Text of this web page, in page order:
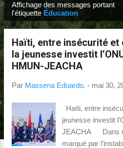
M
e
Affichage des messages portant
l'étiquette Éducation
Haïti, entre insécurité et
la jeunesse investit
HMUN-JEACHA
Par Massena Eduardo. - mai 30,
Haïti, entre
jeunesse investit
JEACHA Dans
marqué par